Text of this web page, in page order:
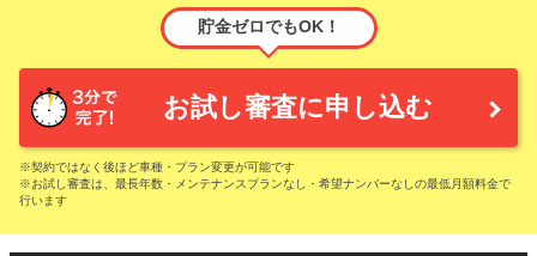
貯金ゼロでもOK！
お試し審査に申し込む
※契約ではなく後ほど車種・プラン変更が可能です
※お試し審査は、最長年数・メンテナンスプランなし・希望ナンバーなしの最低月額料金で
行います